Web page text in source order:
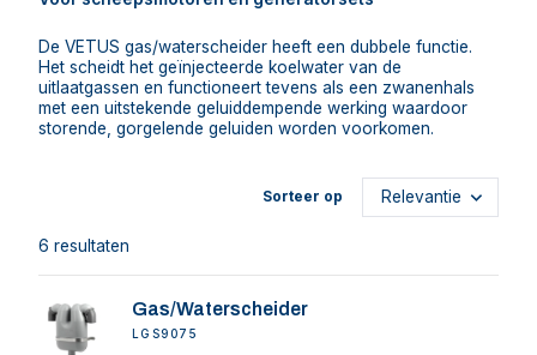
De VETUS gas/waterscheider heeft een dubbele functie.
Het scheidt het geïnjecteerde koelwater van de
uitlaatgassen en functioneert tevens als een zwanenhals
met een uitstekende geluiddempende werking waardoor
storende, gorgelende geluiden worden voorkomen.
6 resultaten
Sorteer op
Gas/Waterscheider
LGS9075